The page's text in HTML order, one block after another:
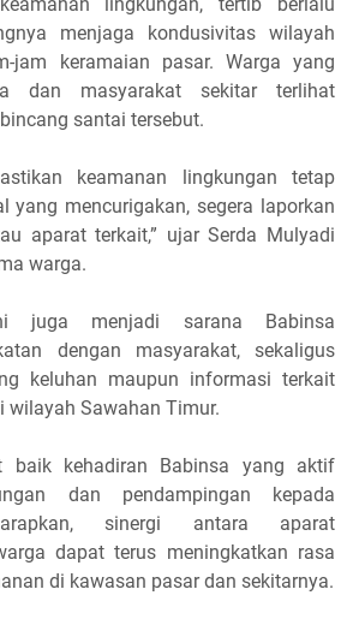
menjaga kondusivitas wilayah
jam keramaian pasar. Warga yang
dan masyarakat sekitar terlihat
santai tersebut.
keamanan lingkungan tetap
yang mencurigakan, segera laporkan
aparat terkait,” ujar Serda Mulyadi
warga.
juga menjadi sarana Babinsa
dengan masyarakat, sekaligus
keluhan maupun informasi terkait
wilayah Sawahan Timur.
baik kehadiran Babinsa yang aktif
dan pendampingan kepada
sinergi antara aparat
dapat terus meningkatkan rasa
di kawasan pasar dan sekitarnya.